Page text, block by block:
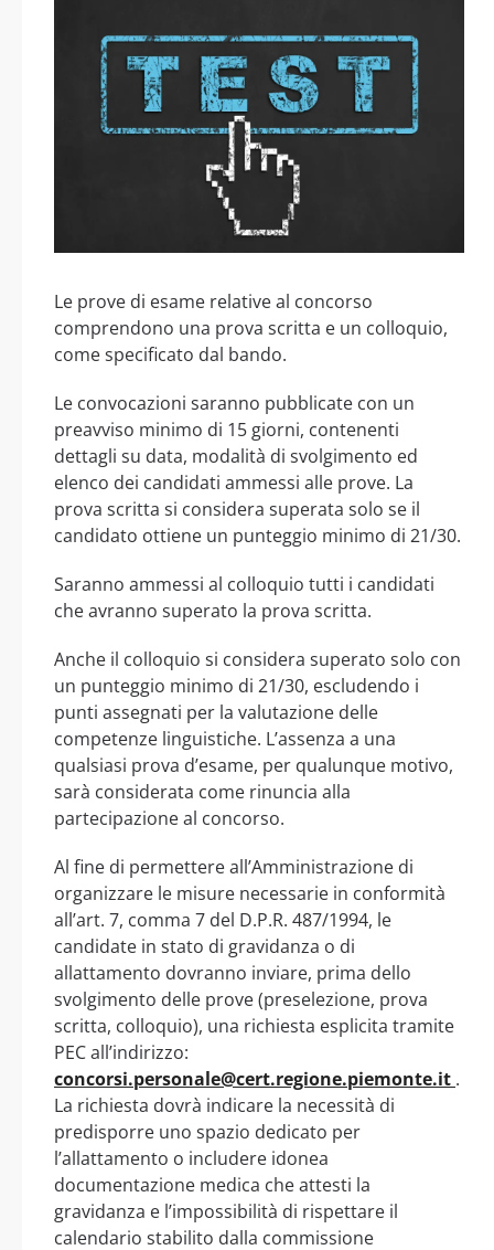
Le prove di esame relative al concorso
comprendono una prova scritta e un colloquio,
come specificato dal bando.
Le convocazioni saranno pubblicate con un
preavviso minimo di 15 giorni, contenenti
dettagli su data, modalità di svolgimento ed
elenco dei candidati ammessi alle prove. La
prova scritta si considera superata solo se il
candidato ottiene un punteggio minimo di 21/30.
Saranno ammessi al colloquio tutti i candidati
che avranno superato la prova scritta.
Anche il colloquio si considera superato solo con
un punteggio minimo di 21/30, escludendo i
punti assegnati per la valutazione delle
competenze linguistiche. L’assenza a una
qualsiasi prova d’esame, per qualunque motivo,
sarà considerata come rinuncia alla
partecipazione al concorso.
Al fine di permettere all’Amministrazione di
organizzare le misure necessarie in conformità
all’art. 7, comma 7 del D.P.R. 487/1994, le
candidate in stato di gravidanza o di
allattamento dovranno inviare, prima dello
svolgimento delle prove (preselezione, prova
scritta, colloquio), una richiesta esplicita tramite
PEC all’indirizzo:
concorsi.personale@cert.regione.piemonte.it .
La richiesta dovrà indicare la necessità di
predisporre uno spazio dedicato per
l’allattamento o includere idonea
documentazione medica che attesti la
gravidanza e l’impossibilità di rispettare il
calendario stabilito dalla commissione